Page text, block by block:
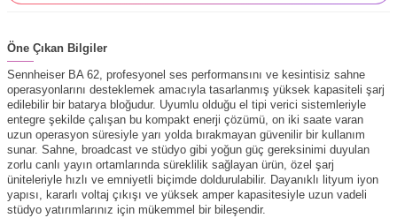
Öne Çıkan Bilgiler
Sennheiser BA 62, profesyonel ses performansını ve kesintisiz sahne
operasyonlarını desteklemek amacıyla tasarlanmış yüksek kapasiteli şarj
edilebilir bir batarya bloğudur. Uyumlu olduğu el tipi verici sistemleriyle
entegre şekilde çalışan bu kompakt enerji çözümü, on iki saate varan
uzun operasyon süresiyle yarı yolda bırakmayan güvenilir bir kullanım
sunar. Sahne, broadcast ve stüdyo gibi yoğun güç gereksinimi duyulan
zorlu canlı yayın ortamlarında süreklilik sağlayan ürün, özel şarj
üniteleriyle hızlı ve emniyetli biçimde doldurulabilir. Dayanıklı lityum iyon
yapısı, kararlı voltaj çıkışı ve yüksek amper kapasitesiyle uzun vadeli
stüdyo yatırımlarınız için mükemmel bir bileşendir.